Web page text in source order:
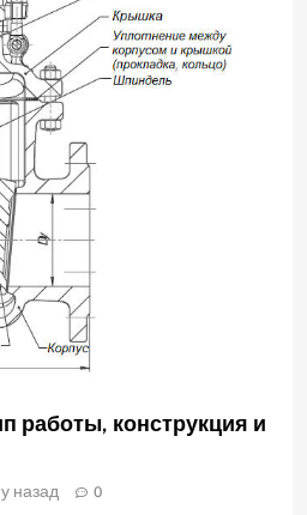
работы, конструкция и
назад 0